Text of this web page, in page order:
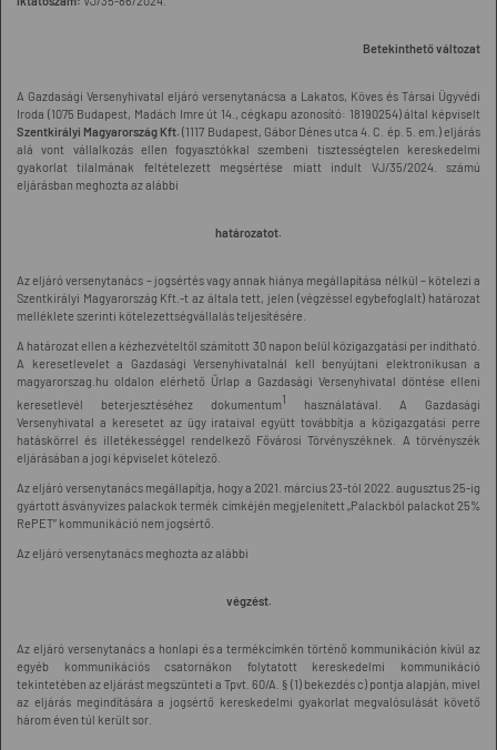
Betekinthető változat
A Gazdasági Versenyhivatal eljáró versenytanácsa a Lakatos, Köves és Társai Ügyvédi
Iroda (1075 Budapest, Madách Imre út 14., cégkapu azonosító: 18190254) által képviselt
Szentkirályi Magyarország Kft. (1117 Budapest, Gábor Dénes utca 4. C. ép. 5. em.) eljárás
alá vont vállalkozás ellen fogyasztókkal szembeni tisztességtelen kereskedelmi
gyakorlat tilalmának feltételezett megsértése miatt indult VJ/35/2024. számú
eljárásban meghozta az alábbi
határozatot.
Az eljáró versenytanács – jogsértés vagy annak hiánya megállapítása nélkül – kötelezi a
Szentkirályi Magyarország Kft.-t az általa tett, jelen (végzéssel egybefoglalt) határozat
melléklete szerinti kötelezettségvállalás teljesítésére.
A határozat ellen a kézhezvételtől számított 30 napon belül közigazgatási per indítható.
A keresetlevelet a Gazdasági Versenyhivatalnál kell benyújtani elektronikusan a
magyarorszag.hu oldalon elérhető Űrlap a Gazdasági Versenyhivatal döntése elleni
keresetlevél beterjesztéséhez dokumentum1 használatával. A Gazdasági
Versenyhivatal a keresetet az ügy irataival együtt továbbítja a közigazgatási perre
hatáskörrel és illetékességgel rendelkező Fővárosi Törvényszéknek. A törvényszék
eljárásában a jogi képviselet kötelező.
Az eljáró versenytanács megállapítja, hogy a 2021. március 23-tól 2022. augusztus 25-ig
gyártott ásványvizes palackok termék címkéjén megjelenített „Palackból palackot 25%
RePET” kommunikáció nem jogsértő.
Az eljáró versenytanács meghozta az alábbi
végzést.
Az eljáró versenytanács a honlapi és a termékcímkén történő kommunikáción kívül az
egyéb kommunikációs csatornákon folytatott kereskedelmi kommunikáció
tekintetében az eljárást megszünteti a Tpvt. 60/A. § (1) bekezdés c) pontja alapján, mivel
az eljárás megindítására a jogsértő kereskedelmi gyakorlat megvalósulását követő
három éven túl került sor.